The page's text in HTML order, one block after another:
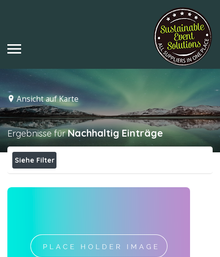
Ansicht auf Karte
Ergebnisse fürNachhaltig Einträge
Siehe Filter